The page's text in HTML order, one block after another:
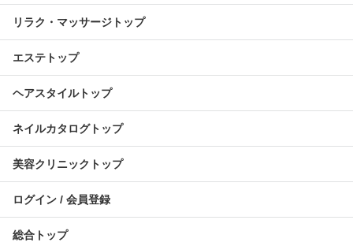
リラク・マッサージトップ
エステトップ
ヘアスタイルトップ
ネイルカタログトップ
美容クリニックトップ
ログイン / 会員登録
総合トップ